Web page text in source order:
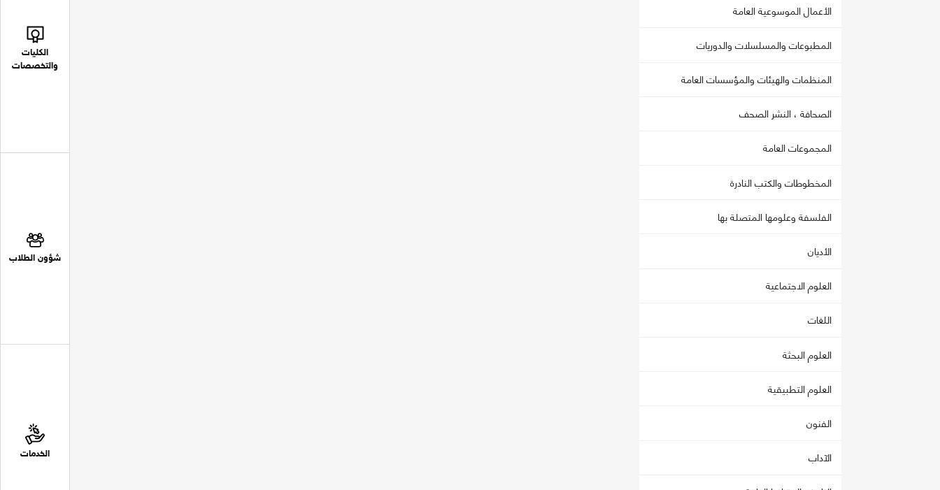
الكليات
والتخصصات
شؤون الطلاب
الخدمات
الأعمال الموسوعية العامة
المطبوعات والمسلسلات والدوريات
المنظمات والهيئات والمؤسسات العامة
الصحافة ، النشر الصحف
المجموعات العامة
المخطوطات والكتب النادرة
الفلسفة وعلومها المتصلة بها
الأديان
العلوم الاجتماعية
اللغات
العلوم البحثة
العلوم التطبيقية
الفنون
الآداب